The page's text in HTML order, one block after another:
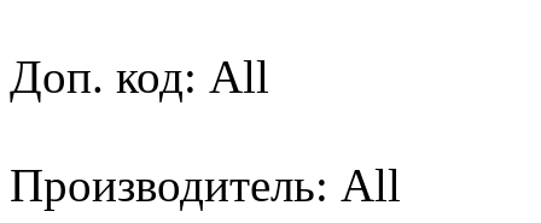
Доп. код: All
Производитель: All